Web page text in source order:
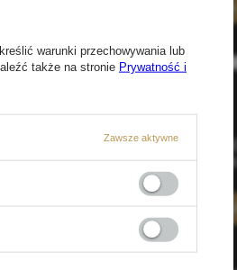
warunki przechowywania lub
także na stronie Prywatność i
Zawsze aktywne